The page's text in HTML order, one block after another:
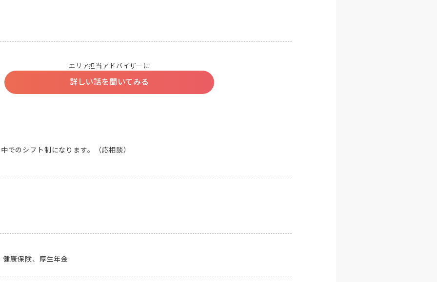
エリア担当アドバイザーに
詳しい話を聞いてみる
でのシフト制になります。（応相談）
康保険、厚生年金